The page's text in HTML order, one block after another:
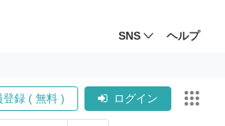
SNS ヘルプ
登録 ( 無料 ) ログイン